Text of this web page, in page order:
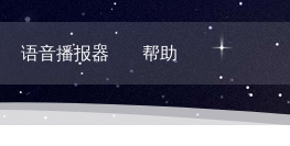
语音播报器 帮助